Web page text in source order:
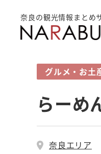
奈良の観光情報まとめ
グルメ・お土
らーめ
奈良エリア